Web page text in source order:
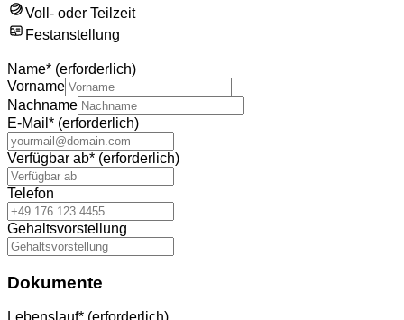
Voll- oder Teilzeit
Festanstellung
Name* (erforderlich)
Vorname
Nachname
E-Mail * (erforderlich)
Verfügbar ab* (erforderlich)
Telefon
Gehaltsvorstellung
Dokumente